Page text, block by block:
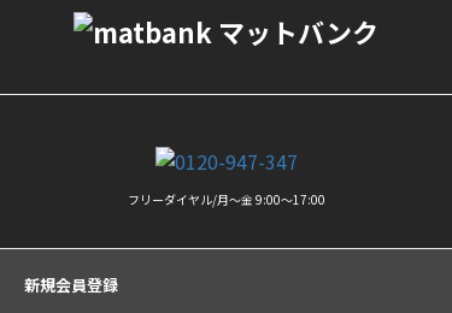
フリーダイヤル/月〜金 9:00〜17:00
新規会員登録